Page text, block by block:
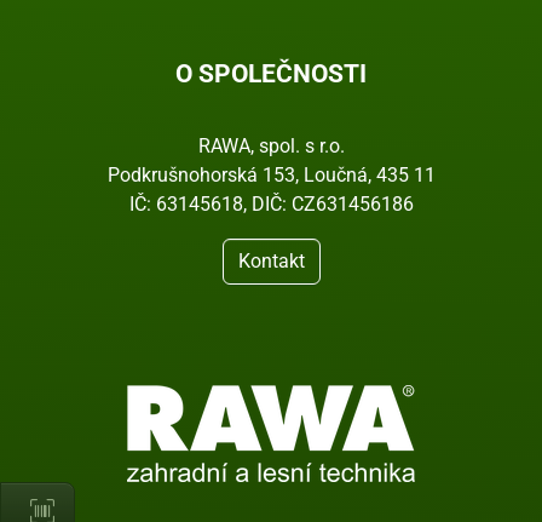
O SPOLEČNOSTI
RAWA, spol. s r.o.
Podkrušnohorská 153, Loučná, 435 11
IČ: 63145618, DIČ: CZ631456186
Kontakt